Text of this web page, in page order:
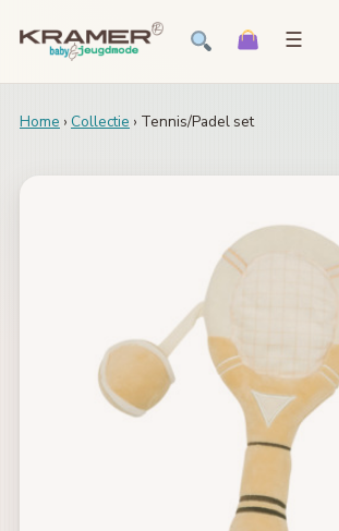
☰
Home › Collectie › Tennis/Padel set